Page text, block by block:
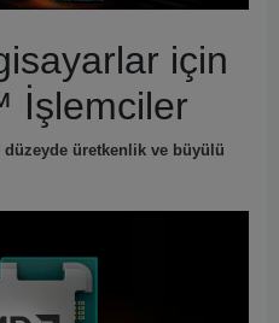
için
İşlemciler
üretkenlik ve büyülü